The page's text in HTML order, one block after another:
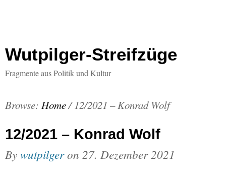
Wutpilger-Streifzüge
Fragmente aus Politik und Kultur
Browse: Home/ 12/2021 – Konrad Wolf
12/2021 – Konrad Wolf
Bywutpilgeron 27. Dezember 2021